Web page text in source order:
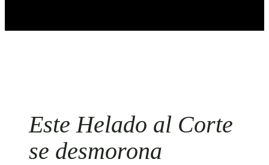
Este Helado al Corte
se desmorona